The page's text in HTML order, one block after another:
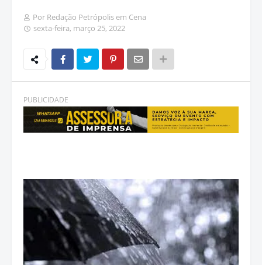
Por Redação Petrópolis em Cena
sexta-feira, março 25, 2022
PUBLICIDADE